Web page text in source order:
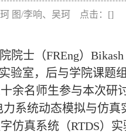
珂 图/李响、吴珂 点击：[]
院士（FREng）
验室，后与学院课题
余名师生参与本次研讨
系统动态模拟与仿真
仿真系统（RTDS）